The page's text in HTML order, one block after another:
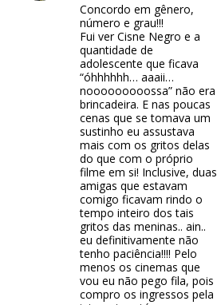
Concordo em gênero,
número e grau!!!
Fui ver Cisne Negro e a
quantidade de
adolescente que ficava
“óhhhhhh… aaaii…
nooooooooossa” não era
brincadeira. E nas poucas
cenas que se tomava um
sustinho eu assustava
mais com os gritos delas
do que com o próprio
filme em si! Inclusive, duas
amigas que estavam
comigo ficavam rindo o
tempo inteiro dos tais
gritos das meninas.. ain..
eu definitivamente não
tenho paciência!!!! Pelo
menos os cinemas que
vou eu não pego fila, pois
compro os ingressos pela